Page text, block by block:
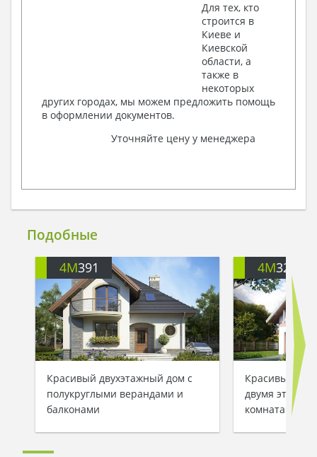
Для тех, кто
строится в
Киеве и
Киевской
области, а
также в
некоторых
других городах, мы можем предложить помощь
в оформлении документов.
Уточняйте цену у менеджера
Подобные
4M391
Красивый двухэтажный дом с
полукруглыми верандами и
балконами
4M3200
Красивый
двумя
комнатами